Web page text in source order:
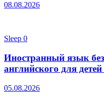
08.08.2026
Sleep 0
Иностранный язык
английского для
05.08.2026